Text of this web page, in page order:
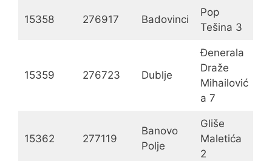
15358 276917 Badovinci
Pop
Tešina 3
15359 276723 Dublje
Đenerala
Draže
Mihailović
a 7
15362 277119
Banovo
Polje
Gliše
Maletića
2